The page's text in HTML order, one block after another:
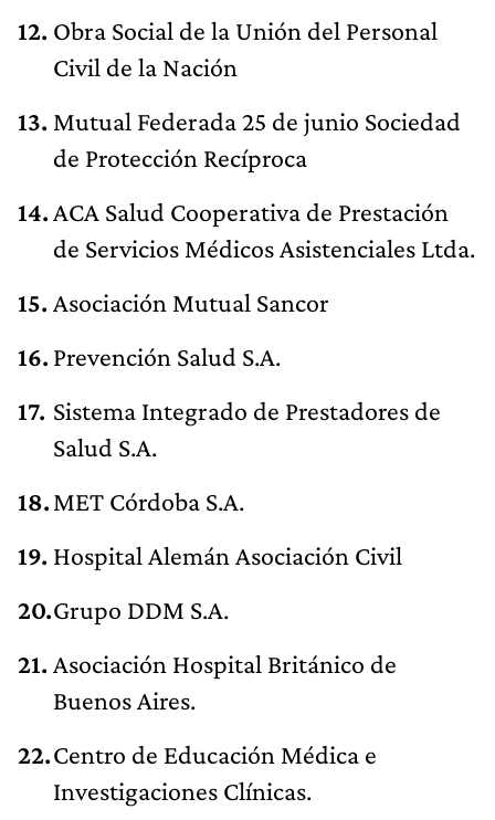
Obra Social de la Unión del Personal
Civil de la Nación
Mutual Federada 25 de junio Sociedad
de Protección Recíproca
ACA Salud Cooperativa de Prestación
de Servicios Médicos Asistenciales Ltda.
Asociación Mutual Sancor
Prevención Salud S.A.
Sistema Integrado de Prestadores de
Salud S.A.
MET Córdoba S.A.
Hospital Alemán Asociación Civil
Grupo DDM S.A.
Asociación Hospital Británico de
Buenos Aires.
Centro de Educación Médica e
Investigaciones Clínicas.